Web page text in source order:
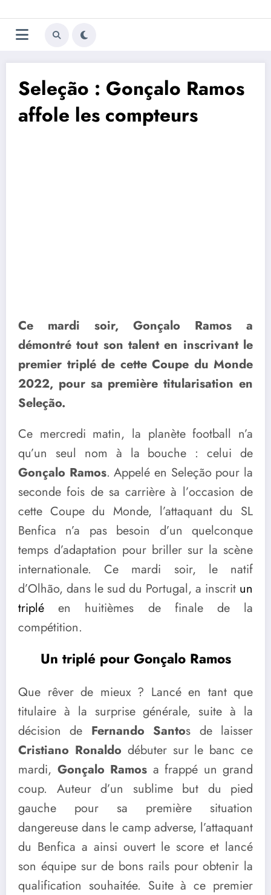
au
contenu
Trivela
L'actualité du football
Seleção : Gonçalo Ramos
affole les compteurs
Ce mardi soir, Gonçalo Ramos a
démontré tout son talent en inscrivant le
premier triplé de cette Coupe du Monde
2022, pour sa première titularisation en
Seleção.
Ce mercredi matin, la planète football n’a
qu’un seul nom à la bouche : celui de
Gonçalo Ramos. Appelé en Seleção pour la
seconde fois de sa carrière à l’occasion de
cette Coupe du Monde, l’attaquant du SL
Benfica n’a pas besoin d’un quelconque
temps d’adaptation pour briller sur la scène
internationale. Ce mardi soir, le natif
d’Olhão, dans le sud du Portugal, a inscrit un
triplé en huitièmes de finale de la
compétition.
Un triplé pour Gonçalo Ramos
Que rêver de mieux ? Lancé en tant que
titulaire à la surprise générale, suite à la
décision de Fernando Santos de laisser
Cristiano Ronaldo débuter sur le banc ce
mardi, Gonçalo Ramos a frappé un grand
coup. Auteur d’un sublime but du pied
gauche pour sa première situation
dangereuse dans le camp adverse, l’attaquant
du Benfica a ainsi ouvert le score et lancé
son équipe sur de bons rails pour obtenir la
qualification souhaitée. Suite à ce premier